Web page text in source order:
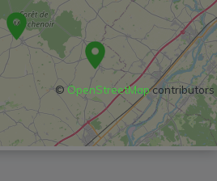
© OpenStreetMapcontributors